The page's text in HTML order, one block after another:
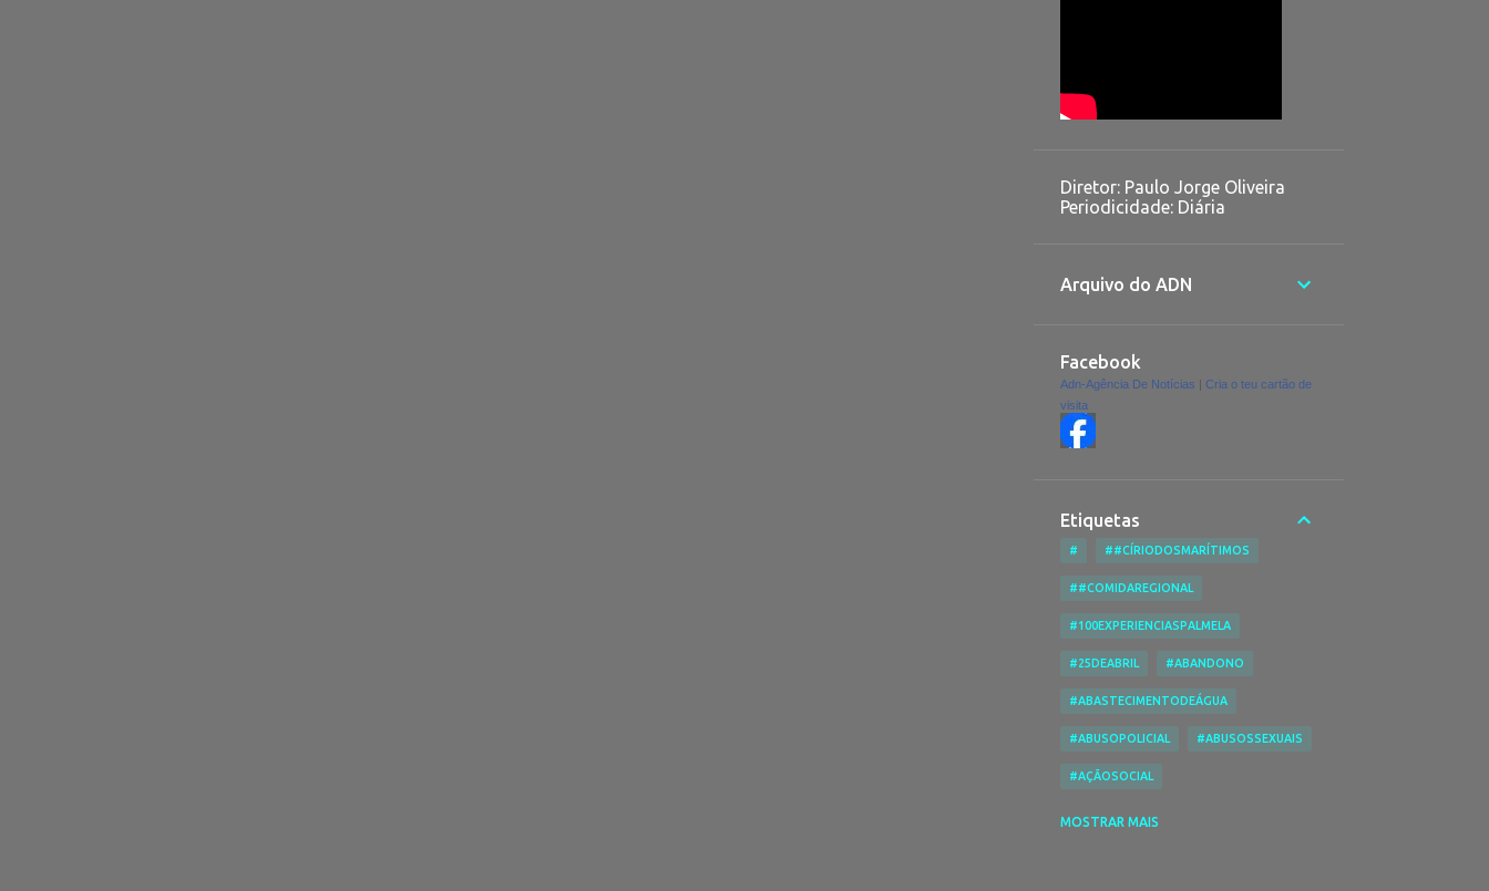
Diretor: Paulo Jorge Oliveira
Periodicidade: Diária
Arquivo do ADN
Facebook
Adn-Agência De Notícias
Cria o teu cartão de
visita
Etiquetas
# ##CÍRIODOSMARÍTIMOS
##COMIDAREGIONAL
#100EXPERIENCIASPALMELA
#25DEABRIL #ABANDONO
#ABASTECIMENTODEÁGUA
#ABUSOPOLICIAL #ABUSOSSEXUAIS
#AÇÃOSOCIAL
MOSTRAR MAIS